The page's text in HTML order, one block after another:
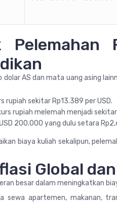
Pelemahan
dolar AS dan mata uang asing
rupiah sekitar Rp13.389 per USD.
rupiah melemah menjadi sekitar
200.000 yang dulu setara
biaya kuliah sekalipun,
Global
besar dalam meningkatkan
sewa apartemen, makanan,